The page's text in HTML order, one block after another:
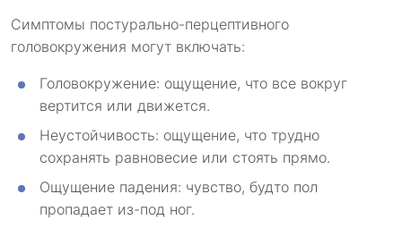
Симптомы постурально-перцептивного
головокружения могут включать:
Головокружение: ощущение, что все вокруг
вертится или движется.
Неустойчивость: ощущение, что трудно
сохранять равновесие или стоять прямо.
Ощущение падения: чувство, будто пол
пропадает из-под ног.